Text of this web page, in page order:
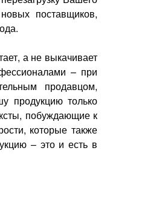
поставщиков,
а не выкачивает
– при
продавцом,
продукцию только
побуждающие к
которые также
– это и есть в